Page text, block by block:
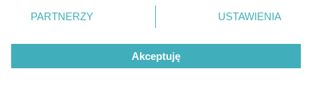
zmienić/wycofać klikając przycisk ustawień prywatności
znajdujący się w lewym dolnym rogu strony
rodzaje przetwarzania danych nie wymagają zgody
użytkownika, ale masz prawo sprzeciwić się takiemu
przetwarzaniu. Preferencje będą miały zastosowanie tylko
PARTNERZY USTAWIENIA
Akceptuję